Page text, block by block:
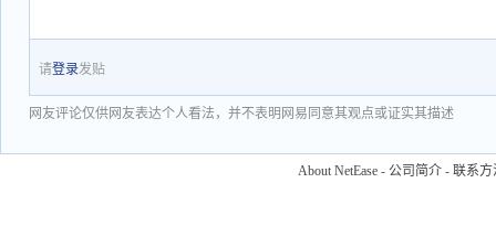
请登录发贴
网友评论仅供网友表达个人看法，并不表明网易同意其观点或证实其描述
About NetEase - 公司简介 - 联系方